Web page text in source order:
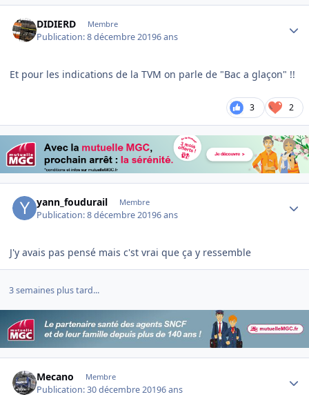
DIDIERD Membre
Publication:8 décembre 20196 ans
Et pour les indications de la TVM on parle de "Bac a glaçon" !!
3 2
yann_foudurail Membre
Publication:8 décembre 20196 ans
J'y avais pas pensé mais c'st vrai que ça y ressemble
3 semaines plus tard...
Mecano Membre
Publication:30 décembre 20196 ans